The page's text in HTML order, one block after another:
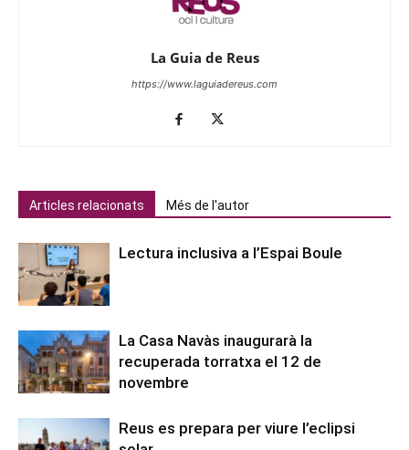
La Guia de Reus
https://www.laguiadereus.com
Articles relacionats Més de l'autor
Lectura inclusiva a l’Espai Boule
La Casa Navàs inaugurarà la
recuperada torratxa el 12 de
novembre
Reus es prepara per viure l’eclipsi